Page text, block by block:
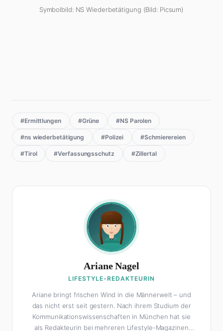
Symbolbild: NS Wiederbetätigung (Bild: Picsum)
#Ermittlungen #Grüne #NS Parolen
#ns wiederbetätigung #Polizei #Schmierereien
#Tirol #Verfassungsschutz #Zillertal
Ariane Nagel
LIFESTYLE-REDAKTEURIN
Ariane bringt frischen Wind in die Männerwelt – und
das nicht erst seit gestern. Nach ihrem Studium der
Kommunikationswissenschaften in München hat sie
als Redakteurin bei mehreren Lifestyle-Magazinen